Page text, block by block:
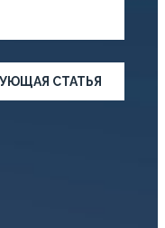
СТАТЬЯ